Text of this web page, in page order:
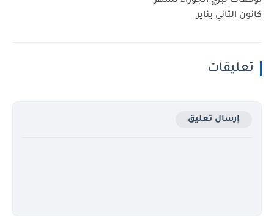
كانون الثاني يناير
تعليقات
إرسال تعليق